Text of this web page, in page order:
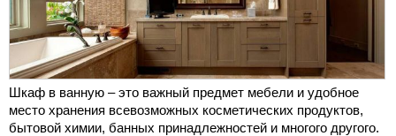
Шкаф в ванную – это важный предмет мебели и удобное
место хранения всевозможных косметических продуктов,
бытовой химии, банных принадлежностей и многого другого.